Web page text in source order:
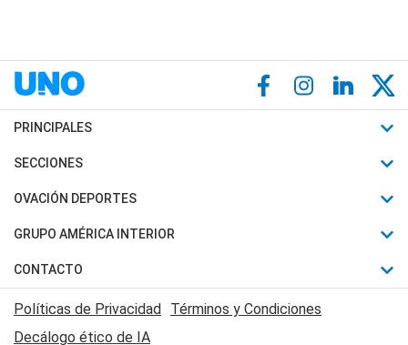
PRINCIPALES
Últimas Noticias
Política
Judiciales
Economia
SECCIONES
Horóscopo
Motores
Trucos caseros
Series y Películas
OVACIÓN DEPORTES
Fútbol
Mundial
Automovilismo
Rugby
GRUPO AMÉRICA INTERIOR
Canal 7 en Vivo
CONTACTO
Acerca de Nosotros
Contactanos
Políticas de Privacidad Términos y Condiciones
Decálogo ético de IA